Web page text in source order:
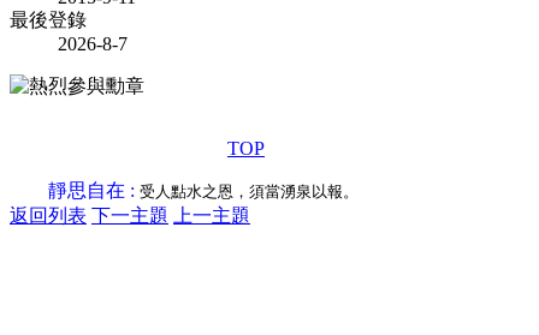
最後登錄
2026-8-7
TOP
靜思自在 : 受人點水之恩，須當湧泉以報。
返回列表 下一主題 上一主題